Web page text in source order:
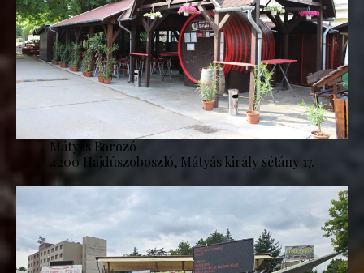
Mátyás Borozó
4200 Hajdúszoboszló, Mátyás király sétány 17.